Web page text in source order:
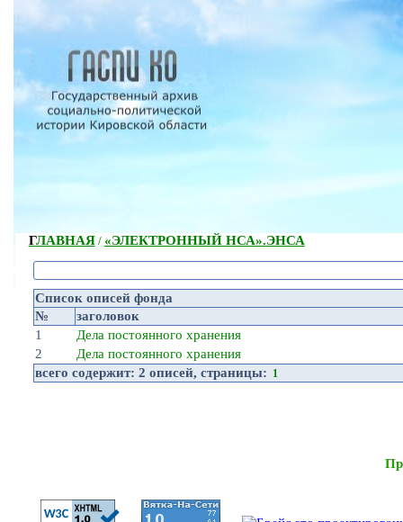
ГЛАВНАЯ/ «ЭЛЕКТРОННЫЙ НСА».ЭНСА
Список описей фонда
№
заголовок
1
Дела постоянного хранения
2
Дела постоянного хранения
всего содержит: 2 описей, страницы: 1